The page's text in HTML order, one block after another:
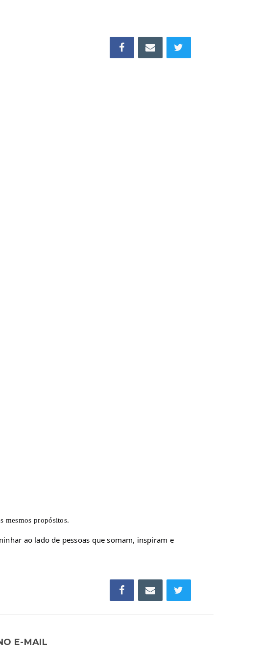
mesmos propósitos.
ao lado de pessoas que somam, inspiram e
E-MAIL